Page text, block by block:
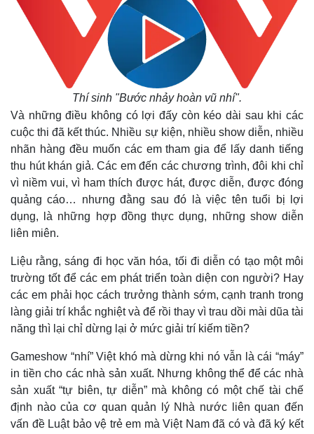
Thí sinh "Bước nhảy hoàn vũ nhí".
Và những điều không có lợi đấy còn kéo dài sau khi các
cuộc thi đã kết thúc. Nhiều sự kiện, nhiều show diễn, nhiều
nhãn hàng đều muốn các em tham gia để lấy danh tiếng
thu hút khán giả. Các em đến các chương trình, đôi khi chỉ
vì niềm vui, vì ham thích được hát, được diễn, được đóng
quảng cáo… nhưng đằng sau đó là việc tên tuổi bị lợi
dụng, là những hợp đồng thực dụng, những show diễn
liên miên.
Liệu rằng, sáng đi học văn hóa, tối đi diễn có tạo một môi
trường tốt để các em phát triển toàn diện con người? Hay
các em phải học cách trưởng thành sớm, cạnh tranh trong
làng giải trí khắc nghiệt và để rồi thay vì trau dồi mài dũa tài
năng thì lại chỉ dừng lại ở mức giải trí kiếm tiền?
Gameshow “nhí” Việt khó mà dừng khi nó vẫn là cái “máy”
in tiền cho các nhà sản xuất. Nhưng không thể để các nhà
sản xuất “tự biên, tự diễn” mà không có một chế tài chế
định nào của cơ quan quản lý Nhà nước liên quan đến
vấn đề Luật bảo vệ trẻ em mà Việt Nam đã có và đã ký kết